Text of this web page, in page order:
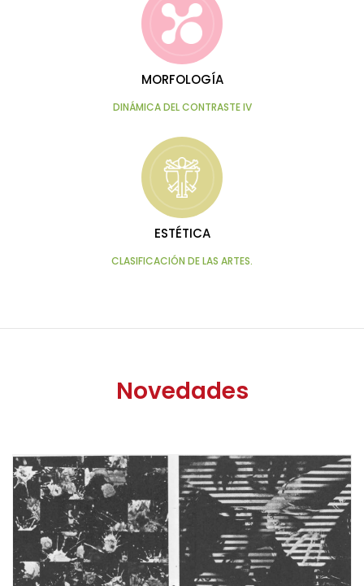
MORFOLOGÍA
DINÁMICA DEL CONTRASTE IV
ESTÉTICA
CLASIFICACIÓN DE LAS ARTES.
Novedades